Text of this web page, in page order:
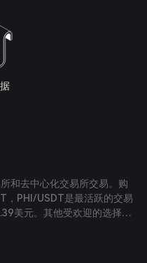
和去中心化交易所交易。购
，PHI/USDT是最活跃的交易
美元。其他受欢迎的选择包